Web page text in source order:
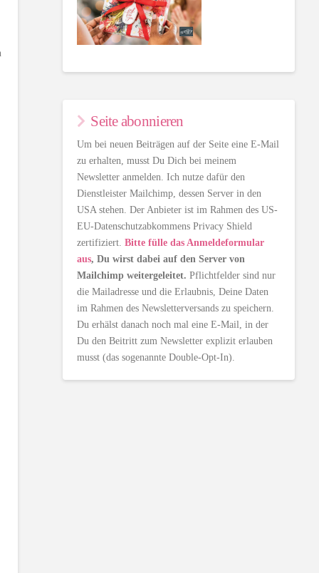
Seite abonnieren
Um bei neuen Beiträgen auf der Seite eine E-Mail
zu erhalten, musst Du Dich bei meinem
Newsletter anmelden. Ich nutze dafür den
Dienstleister Mailchimp, dessen Server in den
USA stehen. Der Anbieter ist im Rahmen des US-
EU-Datenschutzabkommens Privacy Shield
zertifiziert.Bitte fülle das Anmeldeformular
aus, Du wirst dabei auf den Server von
Mailchimp weitergeleitet. Pflichtfelder sind nur
die Mailadresse und die Erlaubnis, Deine Daten
im Rahmen des Newsletterversands zu speichern.
Du erhälst danach noch mal eine E-Mail, in der
Du den Beitritt zum Newsletter explizit erlauben
musst (das sogenannte Double-Opt-In).